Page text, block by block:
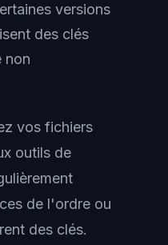
versions
des clés
non
vos fichiers
outils de
de l'ordre ou
des clés.